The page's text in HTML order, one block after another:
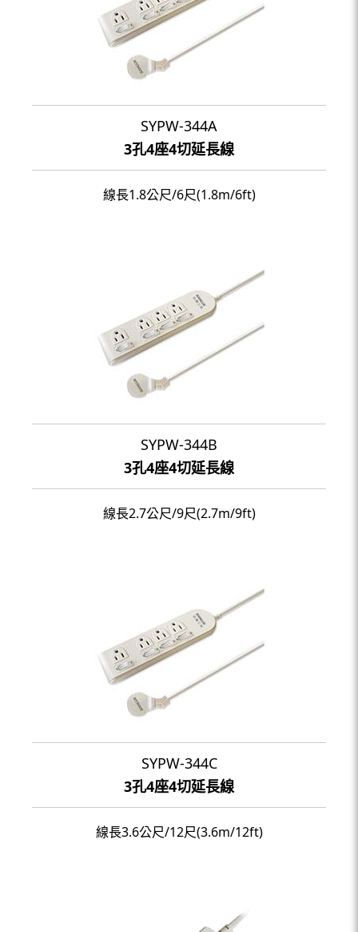
SYPW-344A
3孔4座4切延長線
線長1.8公尺/6尺(1.8m/6ft)
SYPW-344B
3孔4座4切延長線
線長2.7公尺/9尺(2.7m/9ft)
SYPW-344C
3孔4座4切延長線
線長3.6公尺/12尺(3.6m/12ft)